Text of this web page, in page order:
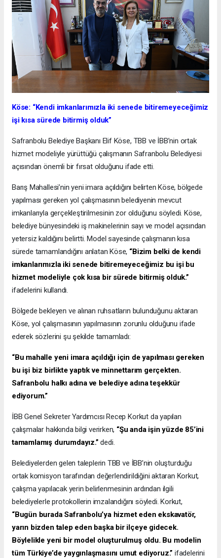
Köse: “Kendi imkanlarımızla iki senede bitiremeyeceğimiz
işi kısa sürede bitirmiş olduk”
Safranbolu Belediye Başkanı Elif Köse, TBB ve İBB’nin ortak
hizmet modeliyle yürüttüğü çalışmanın Safranbolu Belediyesi
açısından önemli bir fırsat olduğunu ifade etti.
Barış Mahallesi’nin yeni imara açıldığını belirten Köse, bölgede
yapılması gereken yol çalışmasının belediyenin mevcut
imkanlarıyla gerçekleştirilmesinin zor olduğunu söyledi. Köse,
belediye bünyesindeki iş makinelerinin sayı ve model açısından
yetersiz kaldığını belirtti. Model sayesinde çalışmanın kısa
sürede tamamlandığını anlatan Köse, “Bizim belki de kendi
imkanlarımızla iki senede bitiremeyeceğimiz bu işi bu
hizmet modeliyle çok kısa bir sürede bitirmiş olduk.”
ifadelerini kullandı.
Bölgede bekleyen ve alınan ruhsatların bulunduğunu aktaran
Köse, yol çalışmasının yapılmasının zorunlu olduğunu ifade
ederek sözlerini şu şekilde tamamladı:
“Bu mahalle yeni imara açıldığı için de yapılması gereken
bu işi biz birlikte yaptık ve minnettarım gerçekten.
Safranbolu halkı adına ve belediye adına teşekkür
ediyorum.”
İBB Genel Sekreter Yardımcısı Recep Korkut da yapılan
çalışmalar hakkında bilgi verirken, “Şu anda işin yüzde 85’ini
tamamlamış durumdayız.” dedi.
Belediyelerden gelen taleplerin TBB ve İBB’nin oluşturduğu
ortak komisyon tarafından değerlendirildiğini aktaran Korkut,
çalışma yapılacak yerin belirlenmesinin ardından ilgili
belediyelerle protokollerin imzalandığını söyledi. Korkut,
“Bugün burada Safranbolu’ya hizmet eden ekskavatör,
yarın bizden talep eden başka bir ilçeye gidecek.
Böylelikle yeni bir model oluşturulmuş oldu. Bu modelin
tüm Türkiye’de yaygınlaşmasını umut ediyoruz.” ifadelerini